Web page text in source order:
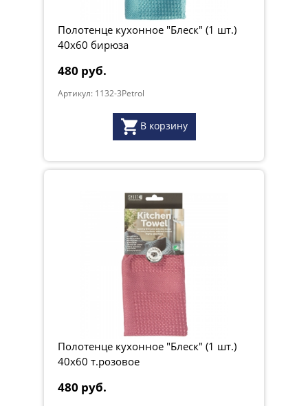
Полотенце кухонное "Блеск" (1 шт.)
40х60 бирюза
480 руб.
Артикул: 1132-3Petrol
В корзину
Полотенце кухонное "Блеск" (1 шт.)
40х60 т.розовое
480 руб.